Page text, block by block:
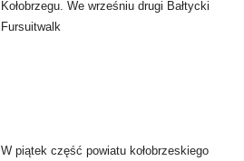
Kołobrzegu. We wrześniu drugi Bałtycki
Fursuitwalk
W piątek część powiatu kołobrzeskiego